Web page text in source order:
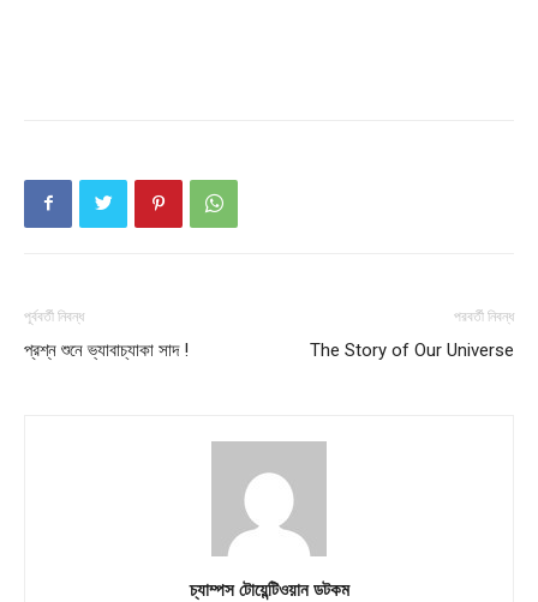
About
Contact us
পূর্ববর্তী নিবন্ধ
প্রশ্ন শুনে ভ্যাবাচ্যাকা সাদ !
পরবর্তী নিবন্ধ
The Story of Our Universe
চ্যাম্পস টোয়েন্টিওয়ান ডটকম